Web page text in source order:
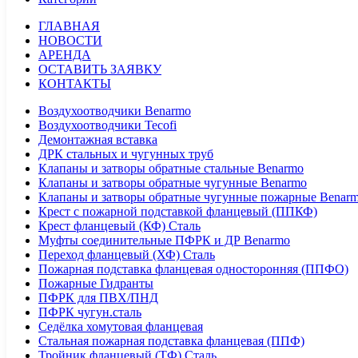
ГЛАВНАЯ
НОВОСТИ
АРЕНДА
ОСТАВИТЬ ЗАЯВКУ
КОНТАКТЫ
Воздухоотводчики Benarmo
Воздухоотводчики Tecofi
Демонтажная вставка
ДРК стальных и чугунных труб
Клапаны и затворы обратные стальные Benarmo
Клапаны и затворы обратные чугунные Benarmo
Клапаны и затворы обратные чугунные пожарные
Крест с пожарной подставкой фланцевый (ППКФ)
Крест фланцевый (КФ) Сталь
Муфты соединительные ПФРК и ДР Benarmo
Переход фланцевый (ХФ) Сталь
Пожарная подставка фланцевая односторонняя (ППФО)
Пожарные Гидранты
ПФРК для ПВХ/ПНД
ПФРК чугун.сталь
Седёлка хомутовая фланцевая
Стальная пожарная подставка фланцевая (ППФ)
Тройник фланцевый (ТФ) Сталь